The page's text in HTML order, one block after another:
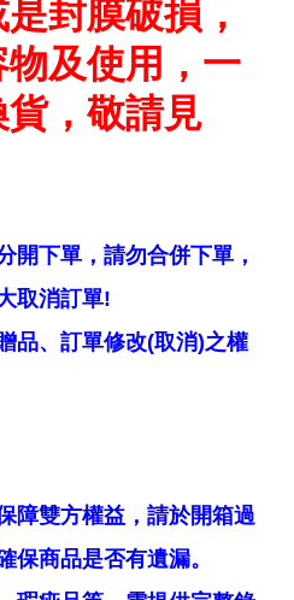
封膜破損，
物及使用，一
，敬請見
開下單，請勿合併下單，
取消訂單!
品、訂單修改(取消)之權
障雙方權益，請於開箱過
保商品是否有遺漏。